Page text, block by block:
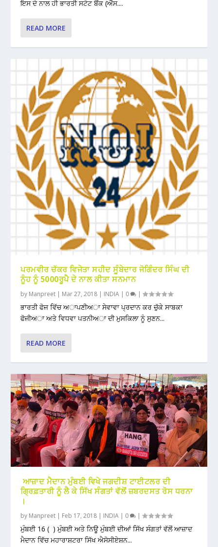
ਇਸ ਦੇ ਨਾਲ ਹੀ ਭਾਰਤੀ ਸਟੇਟ ਬੈਂਕ (ਐੱਸ....
READ MORE
ਪਰਮਵੀਰ ਚੱਕਰ ਵਿਜੇਤਾ ਸਹੀਦ ਸੂੰਬੇਦਾਰ ਜੋਗਿੰਦਰ ਸਿੰਘ ਦੀ
ਨੂੰਹ ਨੂੰ 5000ਰੂਪੈ ਦੇ ਨਾਲ ਕੀਤਾ ਸਨਮਾਨ
by Manpreet | Mar 27, 2018 | INDIA | 0 |
ਭਾਰਤੀ ਫੋਜ ਵਿੱਚ ਅਾਪਣੀਅਾ ਸੇਵਾਵਾ ਪ੍ਰਦਾਨ ਕਰ ਚੁੱਕੇ ਸਾਬਕਾ
ਫੋਜੀਅਾ ਅਤੇ ਵਿਧਵਾ ਪਤਨੀਅਾ ਦੀ ਮੁਸਕਿਲਾ ਨੂੰ ਸੁਣਨ...
READ MORE
ਆਜ਼ਾਦ ਮੈਦਾਨ ਮੁੰਬਈ ਵਿਖੇ ਜਗਦੀਸ਼ ਟਾਈਟਲਰ ਦੀ
ਗ੍ਰਿਫ਼ਤਾਰੀ ਨੂੰ ਲੈ ਕੇ ਸਿੱਖ ਸੰਗਤਾਂ ਵੱਲੋਂ ਜ਼ਬਰਦਸਤ ਰੋਸ ਧਰਨਾ
।
by Manpreet | Feb 17, 2018 | INDIA | 0 |
ਮੁੰਬਈ 16 ( ) ਮੁੰਬਈ ਅਤੇ ਨਿਊ ਮੁੰਬਈ ਦੀਆਂ ਸਿੱਖ ਸੰਗਤਾਂ ਵੱਲੋਂ ਆਜ਼ਾਦ
ਮੈਦਾਨ ਵਿੱਚ ਮਹਾਰਾਸ਼ਟਰਾ ਸਿੱਖ ਐਸੋਸੀਏਸ਼ਨ...